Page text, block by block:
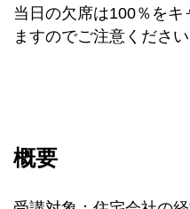
当日の欠席は100％を
ますのでご注意ください
概要